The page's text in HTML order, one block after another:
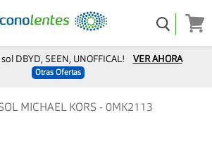
DBYD, SEEN, UNOFFICAL! VER AHORA
Otras Ofertas
MICHAEL KORS - 0MK2113